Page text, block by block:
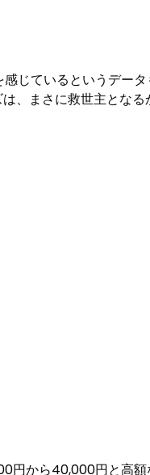
じているというデー
、まさに救世主となる
円から40,000円と高